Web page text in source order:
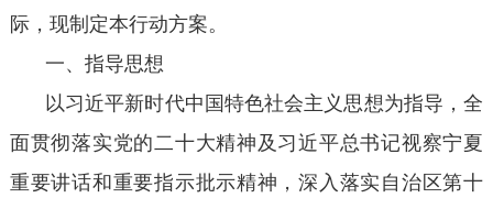
际，现制定本行动方案。
一、指导思想
以习近平新时代中国特色社会主义思想为指导，全
面贯彻落实党的二十大精神及习近平总书记视察宁夏
重要讲话和重要指示批示精神，深入落实自治区第十